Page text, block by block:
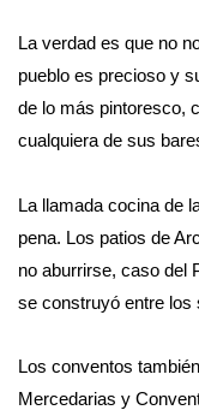
La verdad es que no
pueblo es precioso y
de lo más pintoresco,
cualquiera de sus
La llamada cocina de
pena. Los patios de
no aburrirse, caso del
se construyó entre los
Los conventos
Mercedarias y